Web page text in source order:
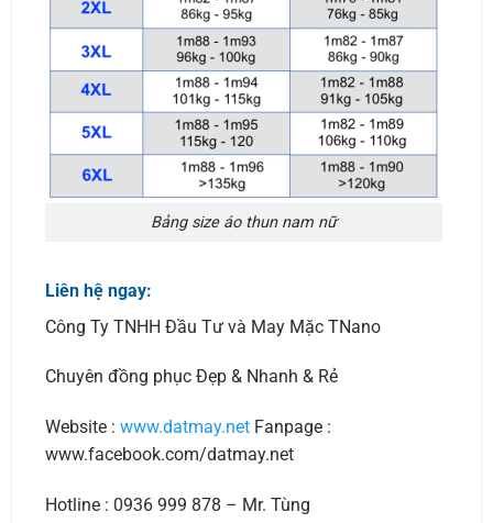
Bảng size áo thun nam nữ
Liên hệ ngay:
Công Ty TNHH Đầu Tư và May Mặc TNano
Chuyên đồng phục Đẹp & Nhanh & Rẻ
Website : www.datmay.netFanpage :
www.facebook.com/datmay.net
Hotline : 0936 999 878 – Mr. Tùng